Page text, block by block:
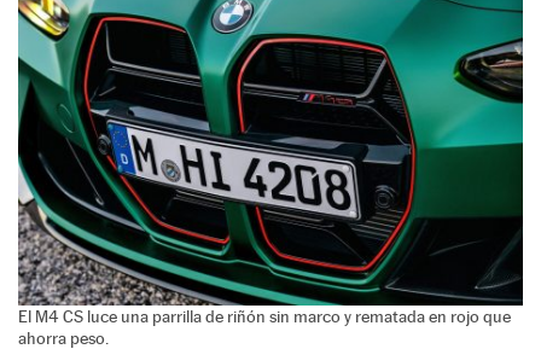
El M4 CS luce una parrilla de riñón sin marco y rematada en rojo que
ahorra peso.